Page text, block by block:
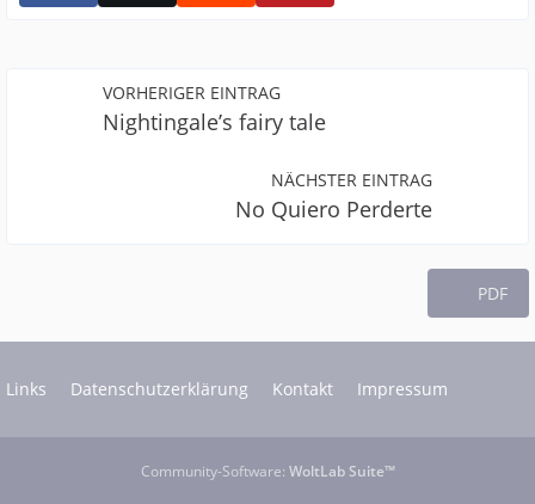
VORHERIGER EINTRAG
Nightingale’s fairy tale
NÄCHSTER EINTRAG
No Quiero Perderte
PDF
Links Datenschutzerklärung Kontakt Impressum
Community-Software: WoltLab Suite™